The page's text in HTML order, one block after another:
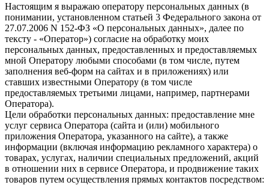
Настоящим я выражаю оператору персональных данных (в
понимании, установленном статьей 3 Федерального закона от
27.07.2006 N 152-ФЗ «О персональных данных», далее по
тексту - «Оператор») согласие на обработку моих
персональных данных, предоставленных и предоставляемых
мной Оператору любыми способами (в том числе, путем
заполнения веб-форм на сайтах и в приложениях) или
ставших известными Оператору (в том числе
предоставляемых третьими лицами, например, партнерами
Оператора).
Цели обработки персональных данных: предоставление мне
услуг сервиса Оператора (сайта и (или) мобильного
приложения Оператора, указанного на сайте), а также
информации (включая информацию рекламного характера) о
товарах, услугах, наличии специальных предложений, акций
в отношении них в сервисе Оператора, и продвижение таких
товаров путем осуществления прямых контактов посредством: